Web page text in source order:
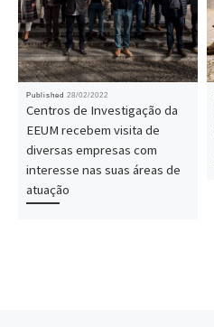
Published 28/02/2022
Centros de Investigação da
EEUM recebem visita de
diversas empresas com
interesse nas suas áreas de
atuação